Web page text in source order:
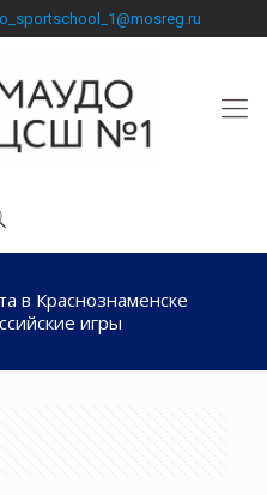
в Краснознаменске
игры